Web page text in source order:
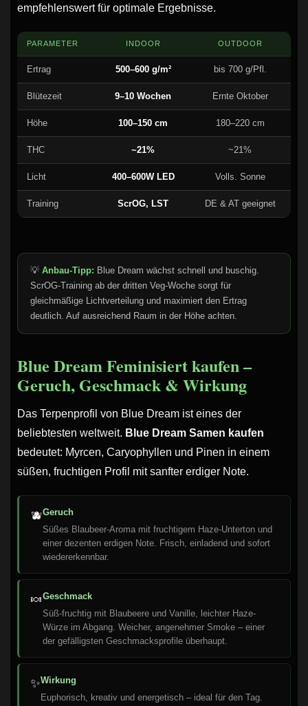
empfehlenswert für optimale Ergebnisse.
PARAMETER INDOOR OUTDOOR
Ertrag 500–600 g/m² bis 700 g/Pfl.
Blütezeit 9–10 Wochen Ernte Oktober
Höhe 100–150 cm 180–220 cm
THC ~21% ~21%
Licht 400–600W LED Volls. Sonne
Training ScrOG, LST DE & AT geeignet
💡 Anbau-Tipp: Blue Dream wächst schnell und buschig.
ScrOG-Training ab der dritten Veg-Woche sorgt für
gleichmäßige Lichtverteilung und maximiert den Ertrag
deutlich. Auf ausreichend Raum in der Höhe achten.
Blue Dream Feminisiert kaufen –
Geruch, Geschmack & Wirkung
Das Terpenprofil von Blue Dream ist eines der
beliebtesten weltweit. Blue Dream Samen kaufen
bedeutet: Myrcen, Caryophyllen und Pinen in einem
süßen, fruchtigen Profil mit sanfter erdiger Note.
🫐Geruch
Süßes Blaubeer-Aroma mit fruchtigem Haze-Unterton und
einer dezenten erdigen Note. Frisch, einladend und sofort
wiedererkennbar.
🍬Geschmack
Süß-fruchtig mit Blaubeere und Vanille, leichter Haze-
Würze im Abgang. Weicher, angenehmer Smoke – einer
der gefälligsten Geschmacksprofile überhaupt.
✨Wirkung
Euphorisch, kreativ und energetisch – ideal für den Tag.